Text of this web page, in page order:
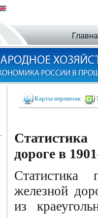
Карты перевозок
Статистика
дороге в
Статистика
железной
из